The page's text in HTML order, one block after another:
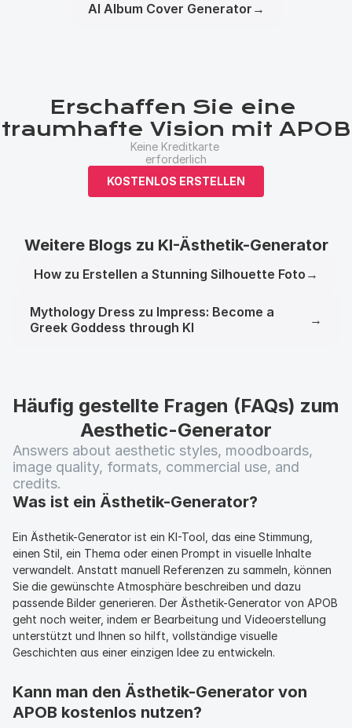
AI Album Cover Generator →
Erschaffen Sie eine
traumhafte Vision mit APOB
Keine Kreditkarte
erforderlich
KOSTENLOS ERSTELLEN
Weitere Blogs zu KI-Ästhetik-Generator
How zu Erstellen a Stunning Silhouette Foto →
Mythology Dress zu Impress: Become a
Greek Goddess through KI
→
Häufig gestellte Fragen (FAQs) zum
Aesthetic-Generator
Answers about aesthetic styles, moodboards,
image quality, formats, commercial use, and
credits.
Was ist ein Ästhetik-Generator?
Ein Ästhetik-Generator ist ein KI-Tool, das eine Stimmung,
einen Stil, ein Thema oder einen Prompt in visuelle Inhalte
verwandelt. Anstatt manuell Referenzen zu sammeln, können
Sie die gewünschte Atmosphäre beschreiben und dazu
passende Bilder generieren. Der Ästhetik-Generator von APOB
geht noch weiter, indem er Bearbeitung und Videoerstellung
unterstützt und Ihnen so hilft, vollständige visuelle
Geschichten aus einer einzigen Idee zu entwickeln.
Kann man den Ästhetik-Generator von
APOB kostenlos nutzen?